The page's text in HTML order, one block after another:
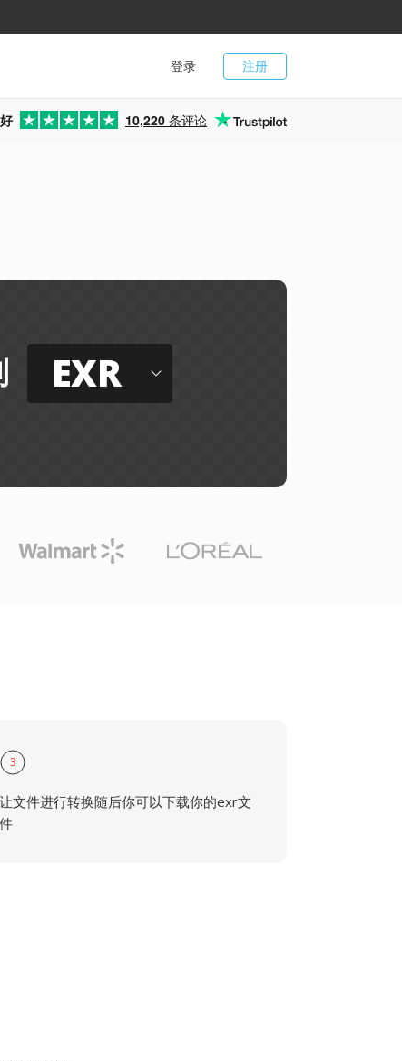
注册
登录
10,220 条评论
EXR
3
让文件进行转换随后你可以下载你的exr文
件